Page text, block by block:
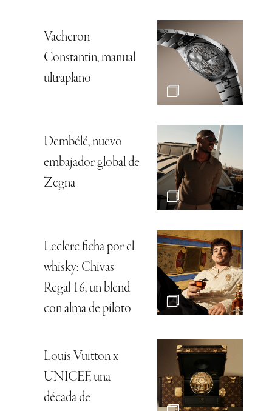
Vacheron
Constantin, manual
ultraplano
Dembélé, nuevo
embajador global de
Zegna
Leclerc ficha por el
whisky: Chivas
Regal 16, un blend
con alma de piloto
Louis Vuitton x
UNICEF, una
década de